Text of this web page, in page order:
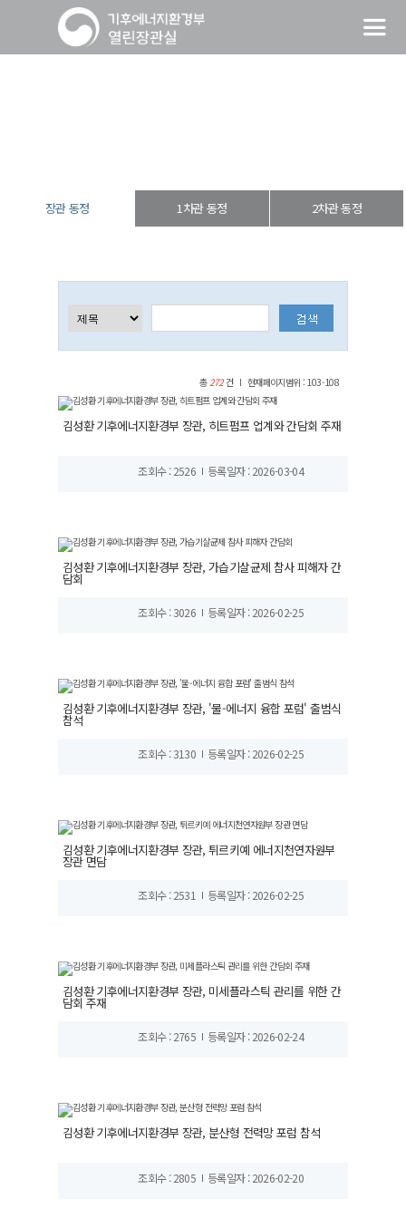
장관 동정 1차관 동정 2차관 동정
총272건 현재페이지범위 : 103-108
김성환 기후에너지환경부 장관, 히트펌프 업계와 간담회 주재
조회수 : 2526 등록일자 : 2026-03-04
김성환 기후에너지환경부 장관, 가습기살균제 참사 피해자 간
담회
조회수 : 3026 등록일자 : 2026-02-25
김성환 기후에너지환경부 장관, '물-에너지 융합 포럼' 출범식
참석
조회수 : 3130 등록일자 : 2026-02-25
김성환 기후에너지환경부 장관, 튀르키예 에너지천연자원부
장관 면담
조회수 : 2531 등록일자 : 2026-02-25
김성환 기후에너지환경부 장관, 미세플라스틱 관리를 위한 간
담회 주재
조회수 : 2765 등록일자 : 2026-02-24
김성환 기후에너지환경부 장관, 분산형 전력망 포럼 참석
조회수 : 2805 등록일자 : 2026-02-20